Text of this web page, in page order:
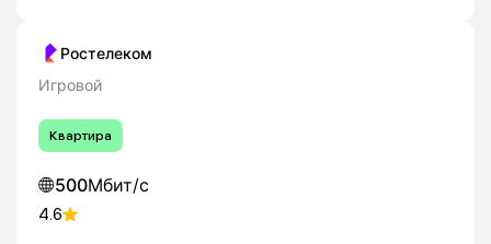
Ростелеком
Игровой
Квартира
500Мбит/с
4.6